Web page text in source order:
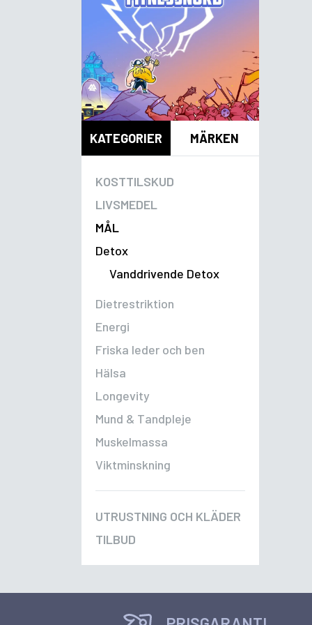
KATEGORIER MÄRKEN
KOSTTILSKUD
LIVSMEDEL
MÅL
Detox
Vanddrivende Detox
Dietrestriktion
Energi
Friska leder och ben
Hälsa
Longevity
Mund & Tandpleje
Muskelmassa
Viktminskning
UTRUSTNING OCH KLÄDER
TILBUD